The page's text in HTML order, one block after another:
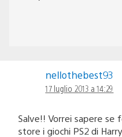
nellothebest93
17 luglio 2013 a 14:29
Salve!! Vorrei sapere se
store i giochi PS2 di